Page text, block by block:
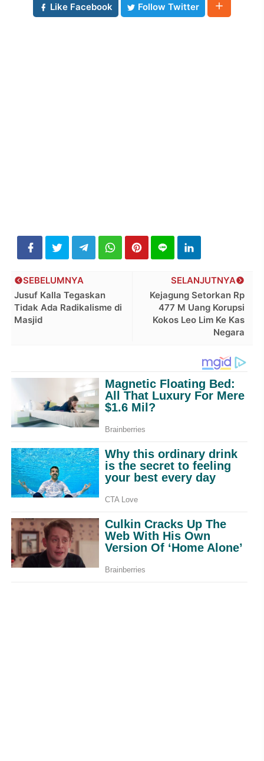
Like Facebook
Follow Twitter
SELANJUTNYA
Kejagung Setorkan Rp
477 M Uang Korupsi
Kokos Leo Lim Ke Kas
Negara
SEBELUMNYA
Jusuf Kalla Tegaskan
Tidak Ada Radikalisme di
Masjid